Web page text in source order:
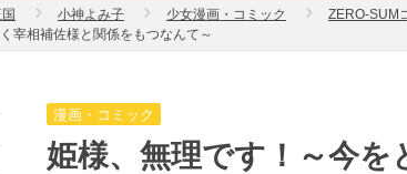
小神よみ子 少女漫画・コミック
ZERO-SUM
宰相補佐様と関係をもつなんて～
漫画・コミック
姫様、無理です！～今